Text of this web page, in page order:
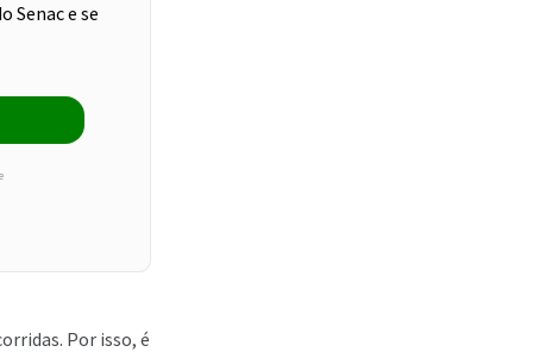
Senac e se
Por isso, é